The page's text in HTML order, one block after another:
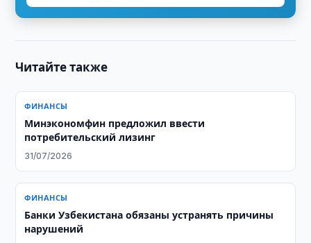
Читайте также
ФИНАНСЫ
Минэкономфин предложил ввести
потребительский лизинг
31/07/2026
ФИНАНСЫ
Банки Узбекистана обязаны устранять причины
нарушений